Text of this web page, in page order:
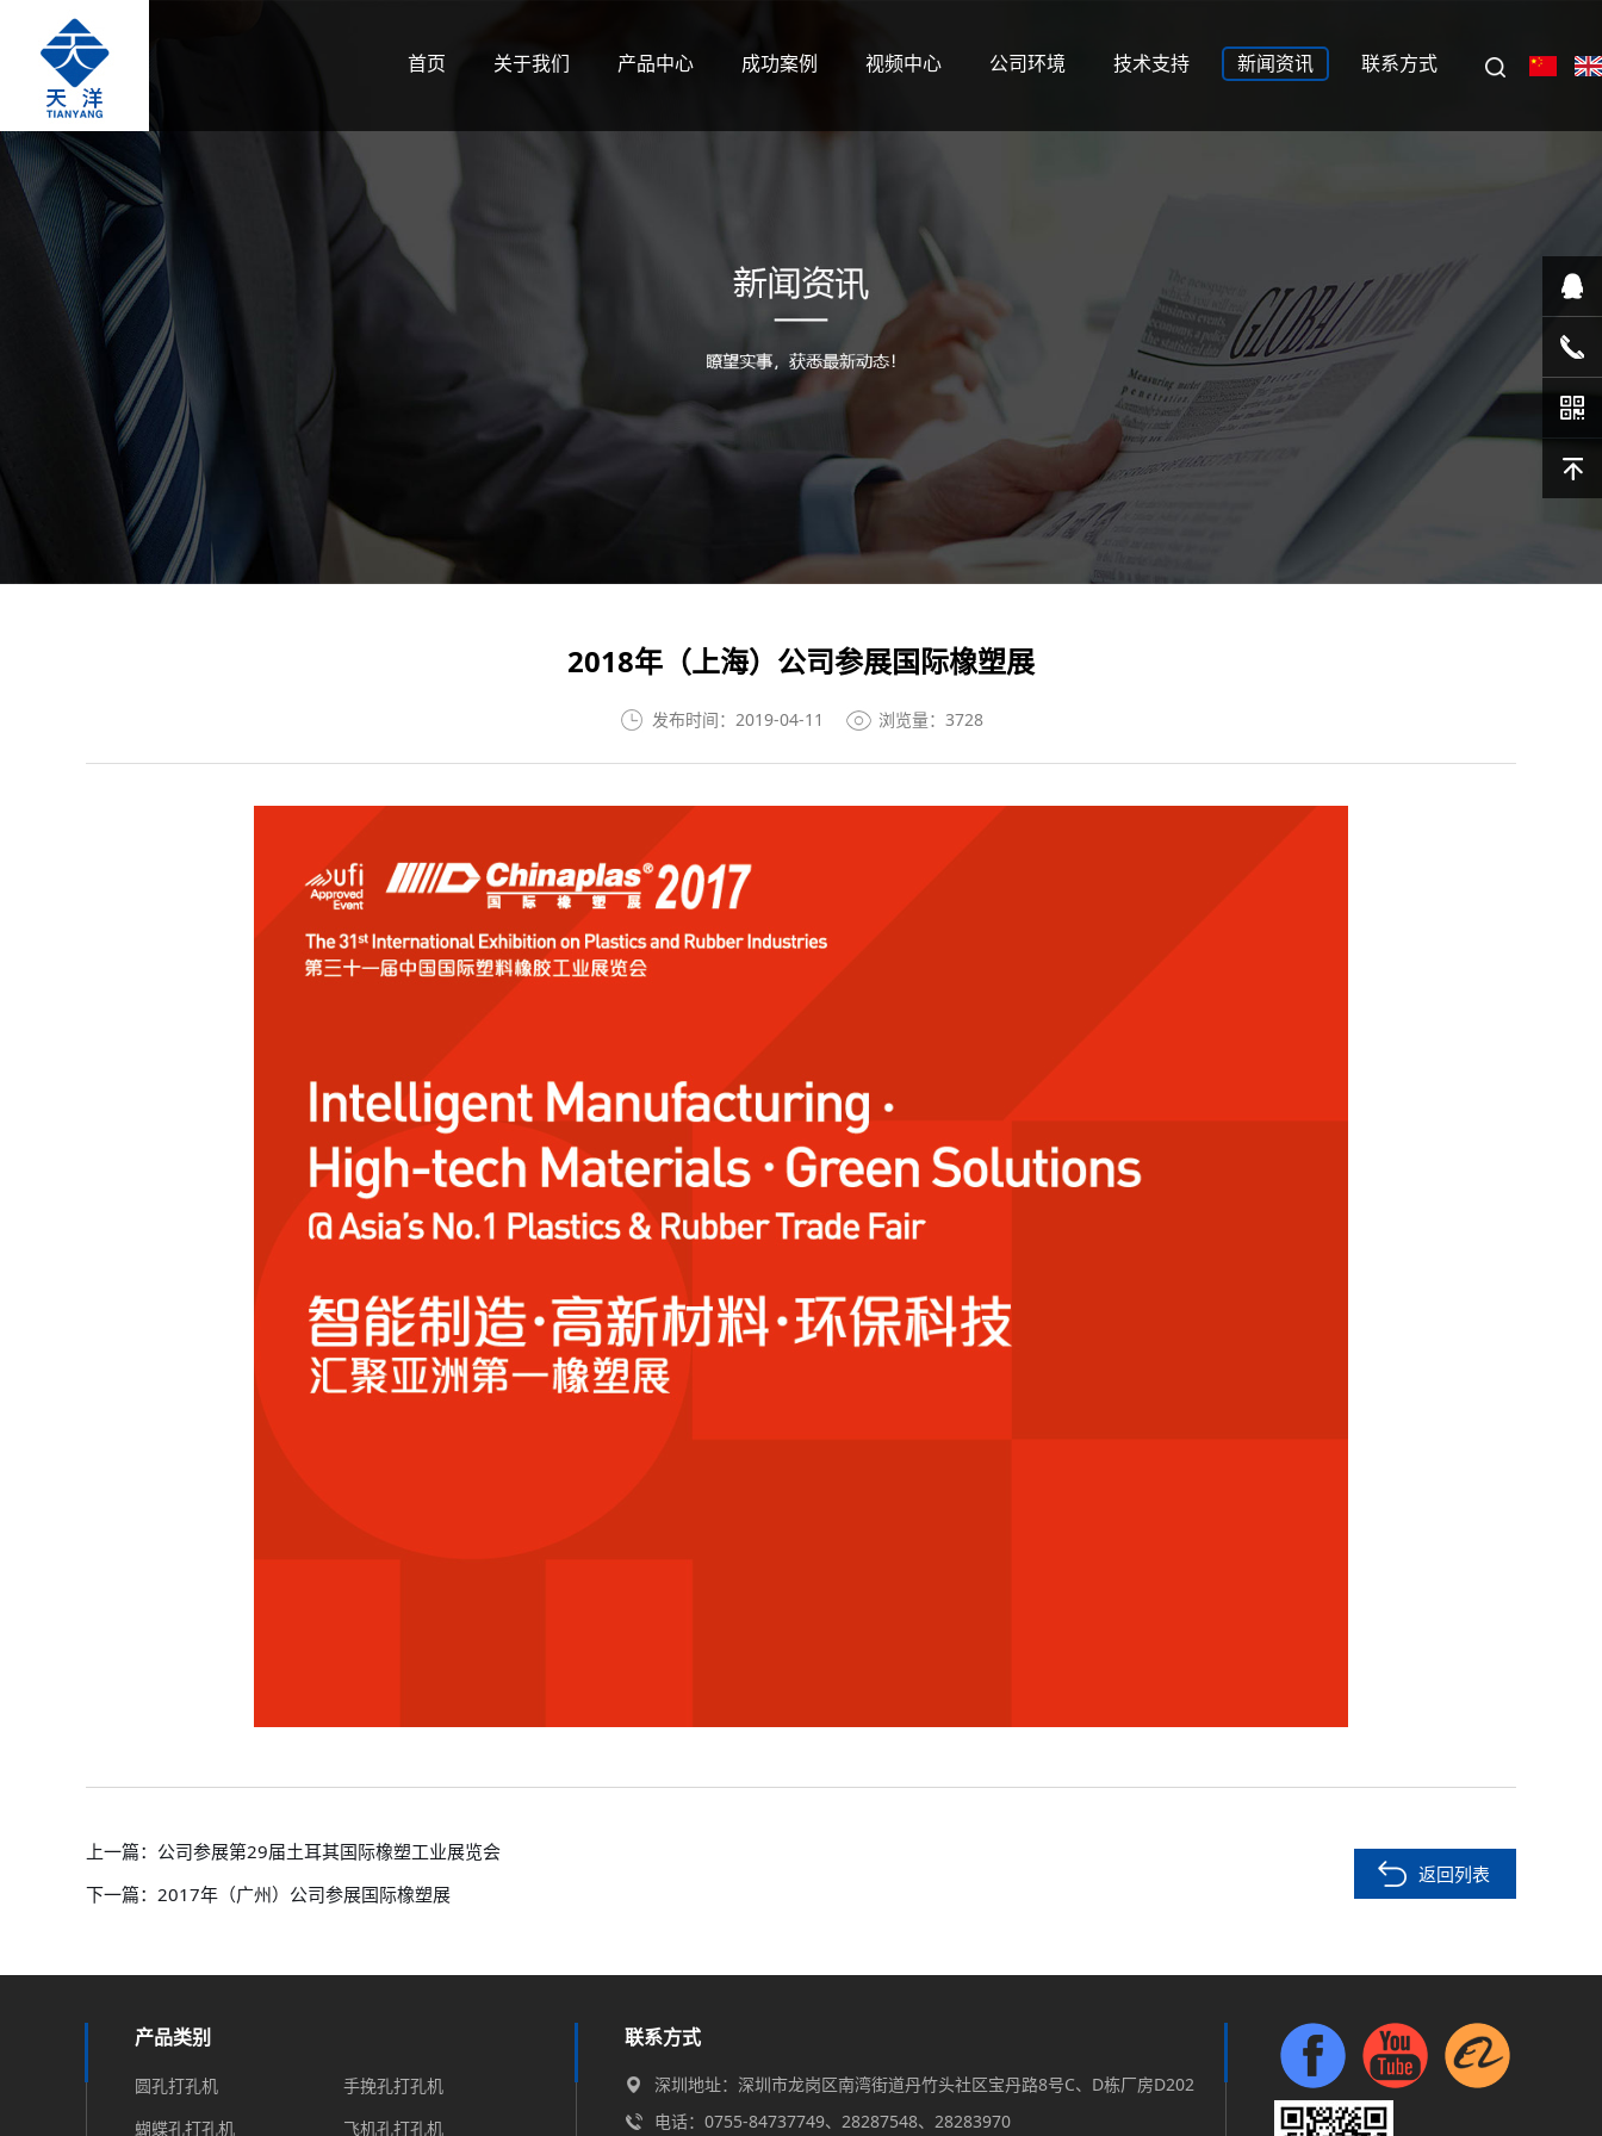
首页 关于我们 产品中心 成功案例 视频中心 公司环境 技术支持 新闻资讯 联系方式
2018年（上海）公司参展国际橡塑展
发布时间：2019-04-11 浏览量：3728
上一篇： 公司参展第29届土耳其国际橡塑工业展览会
下一篇： 2017年（广州）公司参展国际橡塑展
返回列表
产品类别
圆孔打孔机
手挽孔打孔机
蝴蝶孔打孔机
飞机孔打孔机
联系方式
深圳地址：深圳市龙岗区南湾街道丹竹头社区宝丹路8号C、D栋厂房D202
电话：0755-84737749、28287548、28283970
在线客